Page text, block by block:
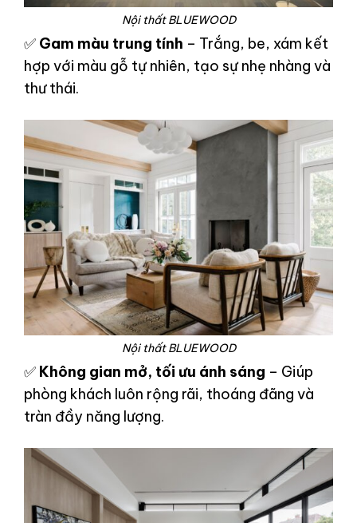
Nội thất BLUEWOOD
✅ Gam màu trung tính – Trắng, be, xám kết
hợp với màu gỗ tự nhiên, tạo sự nhẹ nhàng và
thư thái.
Nội thất BLUEWOOD
✅ Không gian mở, tối ưu ánh sáng – Giúp
phòng khách luôn rộng rãi, thoáng đãng và
tràn đầy năng lượng.